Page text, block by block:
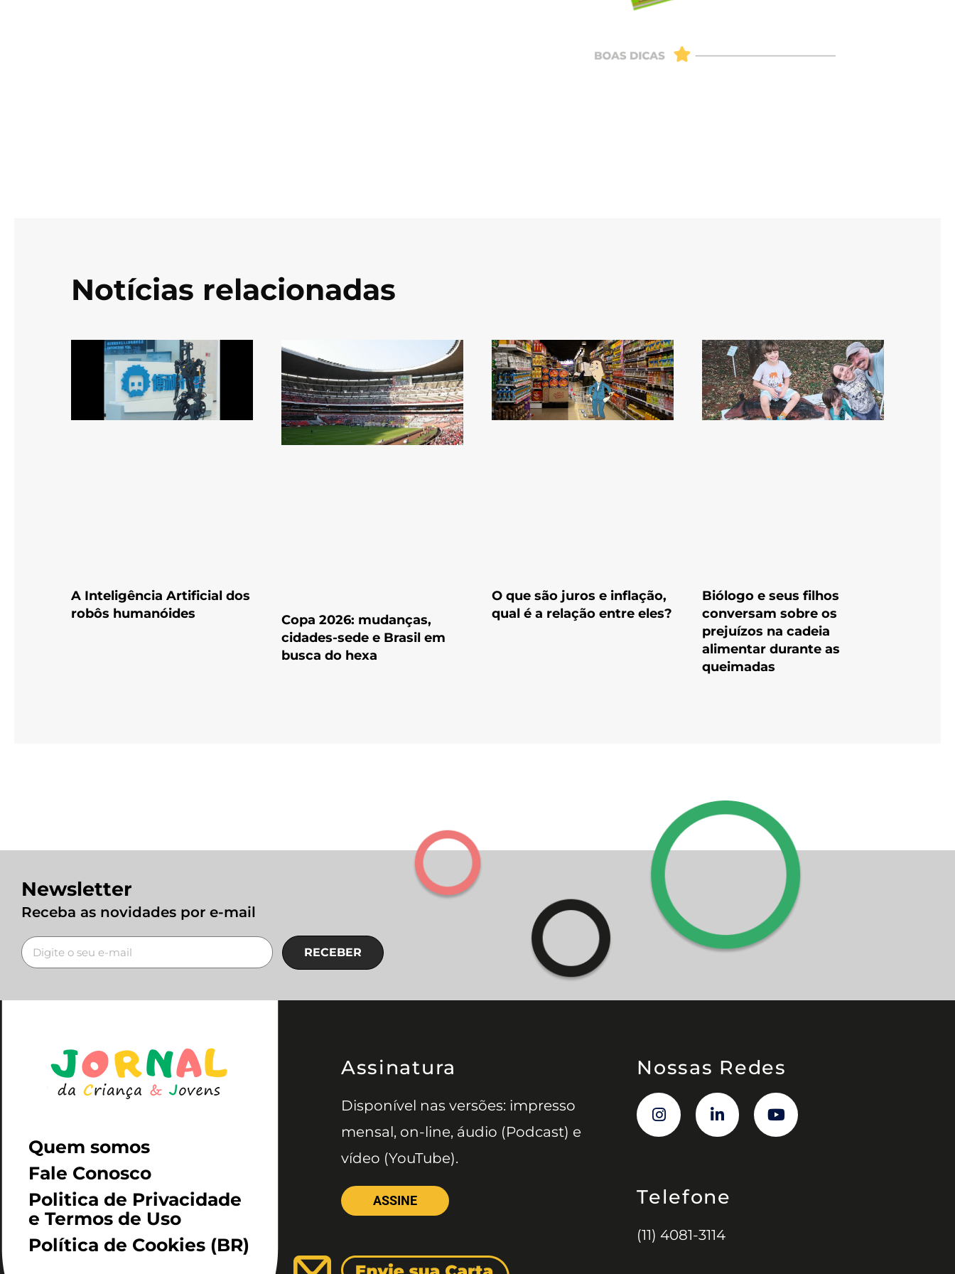
Notícias relacionadas
A Inteligência Artificial dos
robôs humanóides
Copa 2026: mudanças,
cidades-sede e Brasil em
busca do hexa
O que são juros e inflação,
qual é a relação entre eles?
Biólogo e seus filhos
conversam sobre os
prejuízos na cadeia
alimentar durante as
queimadas
Newsletter
Receba as novidades por e-mail
RECEBER
Quem somos
Fale Conosco
Politica de Privacidade
e Termos de Uso
Política de Cookies (BR)
Assinatura
Disponível nas versões: impresso
mensal, on-line, áudio (Podcast) e
vídeo (YouTube).
ASSINE
Nossas Redes
Telefone
(11) 4081-3114